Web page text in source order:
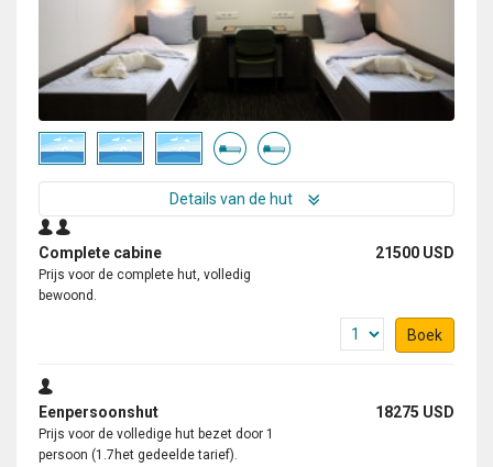
Details van de hut
Complete cabine 21500 USD
Prijs voor de complete hut, volledig
bewoond.
Boek
Eenpersoonshut 18275 USD
Prijs voor de volledige hut bezet door 1
persoon (1.7het gedeelde tarief).